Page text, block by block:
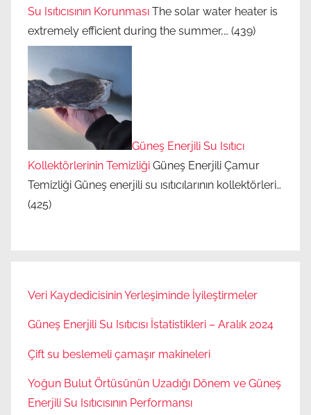
Su Isıtıcısının Korunması The solar water heater is
extremely efficient during the summer,… (439)
Güneş Enerjili Su Isıtıcı
Kollektörlerinin Temizliği Güneş Enerjili Çamur
Temizliği Güneş enerjili su ısıtıcılarının kollektörleri…
(425)
Veri Kaydedicisinin Yerleşiminde İyileştirmeler
Güneş Enerjili Su Isıtıcısı İstatistikleri – Aralık 2024
Çift su beslemeli çamaşır makineleri
Yoğun Bulut Örtüsünün Uzadığı Dönem ve Güneş
Enerjili Su Isıtıcısının Performansı